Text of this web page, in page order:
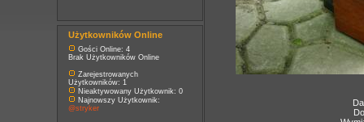
Użytkowników Online
Gości Online: 4
Brak Użytkowników Online
Zarejestrowanych
Użytkowników: 1
Nieaktywowany Użytkownik: 0
Najnowszy Użytkownik:
@stryker